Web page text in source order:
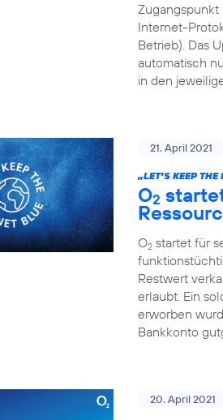
Zugangspunkt
Internet-
Betrieb). Das
automatisch
in den
21. April 2021
„LET’S KEEP
O2
O2 startet für
Restwert
erlaubt. Ein
erworben
Bankkonto
20. April 2021